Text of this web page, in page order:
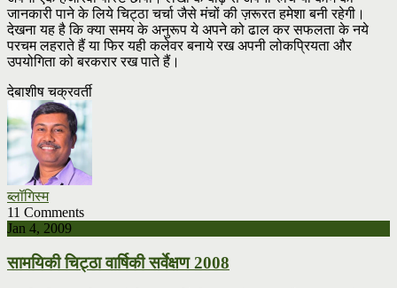
जानकारी पाने के लिये चिट्ठा चर्चा जैसे मंचों की ज़रूरत हमेशा बनी रहेगी।
देखना यह है कि क्या समय के अनुरूप ये अपने को ढाल कर सफलता के नये
परचम लहराते हैं या फिर यही कलेवर बनाये रख अपनी लोकप्रियता और
उपयोगिता को बरकरार रख पाते हैं।
देबाशीष चक्रवर्ती
ब्लॉगिस्म
11 Comments
Jan 4, 2009
सामयिकी चिट्ठा वार्षिकी सर्वेक्षण 2008